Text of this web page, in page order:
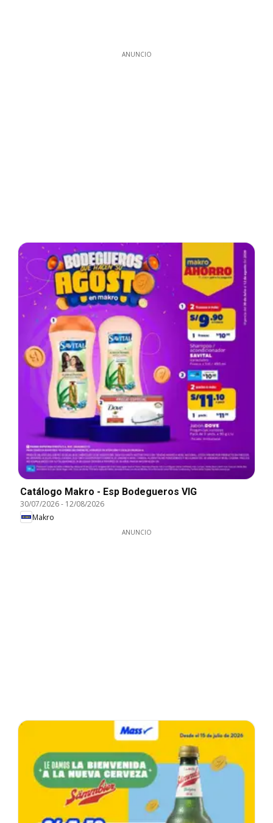
ANUNCIO
Catálogo Makro - Esp Bodegueros VIG
30/07/2026- 12/08/2026
Makro
ANUNCIO